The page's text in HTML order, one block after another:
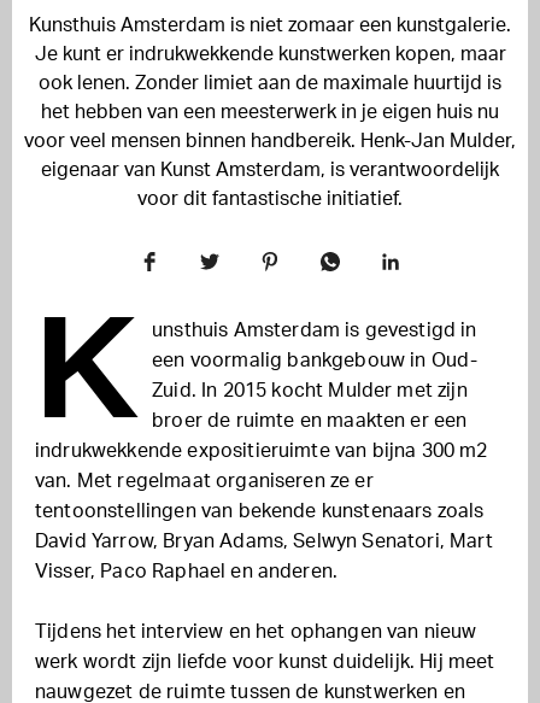
Kunsthuis Amsterdam is niet zomaar een kunstgalerie.
Je kunt er indrukwekkende kunstwerken kopen, maar
ook lenen. Zonder limiet aan de maximale huurtijd is
het hebben van een meesterwerk in je eigen huis nu
voor veel mensen binnen handbereik. Henk-Jan Mulder,
eigenaar van Kunst Amsterdam, is verantwoordelijk
voor dit fantastische initiatief.
K
unsthuis Amsterdam is gevestigd in
een voormalig bankgebouw in Oud-
Zuid. In 2015 kocht Mulder met zijn
broer de ruimte en maakten er een
indrukwekkende expositieruimte van bijna 300 m2
van. Met regelmaat organiseren ze er
tentoonstellingen van bekende kunstenaars zoals
David Yarrow, Bryan Adams, Selwyn Senatori, Mart
Visser, Paco Raphael en anderen.
Tijdens het interview en het ophangen van nieuw
werk wordt zijn liefde voor kunst duidelijk. Hij meet
nauwgezet de ruimte tussen de kunstwerken en